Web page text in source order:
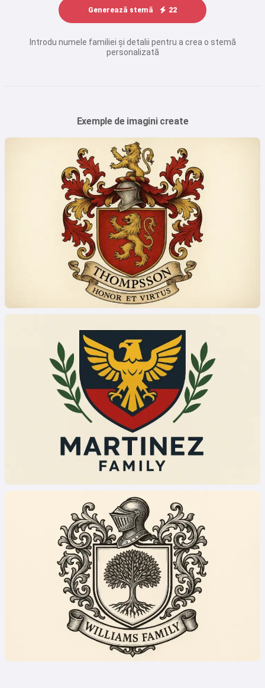
Generează stemă 22
Introdu numele familiei și detalii pentru a crea o stemă
personalizată
Exemple de imagini create